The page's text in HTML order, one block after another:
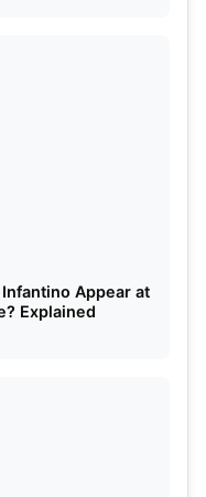
Appear at
Explained